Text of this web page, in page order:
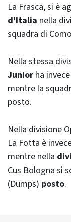
La Frasca, si è
d'Italia nella
squadra di
Nella stessa
Junior ha
mentre la
posto.
Nella divisione
La Fotta è
mentre nella
Cus Bologna si
(Dumps) posto.